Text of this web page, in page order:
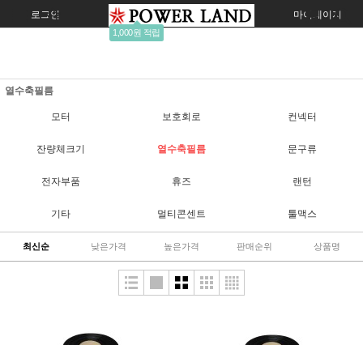
로그인 회원가입
1,000원 적립
주문조회 마이페이지
열수축필름
모터 보호회로 컨넥터
잔량체크기 열수축필름 문구류
전자부품 휴즈 랜턴
기타 멀티콘센트 툴맥스
최신순 낮은가격 높은가격 판매순위 상품명